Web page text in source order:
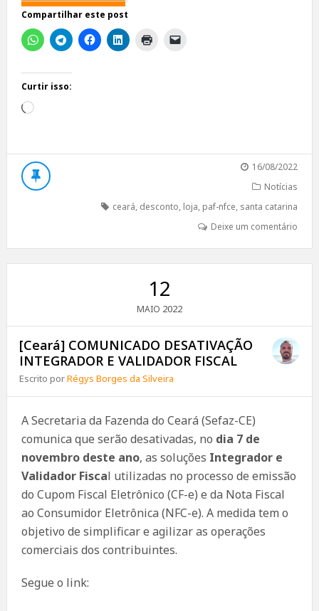
Compartilhar este post
Curtir isso:
Carregando...
16/08/2022
Notícias
ceará, desconto, loja, paf-nfce, santa catarina
Deixe um comentário
12
MAIO 2022
[Ceará] COMUNICADO DESATIVAÇÃO
INTEGRADOR E VALIDADOR FISCAL
Escrito porRégys Borges da Silveira
A Secretaria da Fazenda do Ceará (Sefaz-CE)
comunica que serão desativadas, no dia 7 de
novembro deste ano, as soluções Integrador e
Validador Fiscal utilizadas no processo de emissão
do Cupom Fiscal Eletrônico (CF-e) e da Nota Fiscal
ao Consumidor Eletrônica (NFC-e). A medida tem o
objetivo de simplificar e agilizar as operações
comerciais dos contribuintes.
Segue o link: